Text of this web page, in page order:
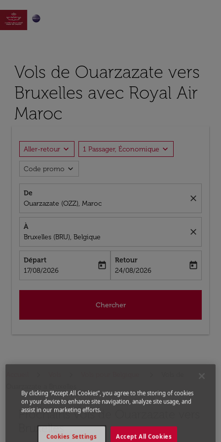

Vols de Ouarzazate vers
Bruxelles avec Royal Air
Maroc
Aller-retour expand_more 1 Passager, Économique expand_more
Code promo expand_more
De
Ouarzazate (OZZ), Maroc
close
À
Bruxelles (BRU), Belgique
close
Départ
fc-booking-departure-date-aria-label
17/08/2026
today
Retour
fc-booking-return-date-aria-label
24/08/2026
today
Chercher
Prochains Vols de Ouarzazate vers
Bruxelles
Aucun tarif trouvé pour les options populaires
By clicking “Accept All Cookies”, you agree to the storing of cookies
on your device to enhance site navigation, analyze site usage, and
assist in our marketing efforts.
Accept All Cookies
Cookies Settings